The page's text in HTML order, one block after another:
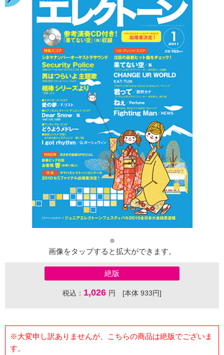
画像をタップすると拡大ができます。
絶版
税込： 1,026 円 [本体 933円]
※大変申し訳ありませんが、こちらの商品は絶版でございま
す。